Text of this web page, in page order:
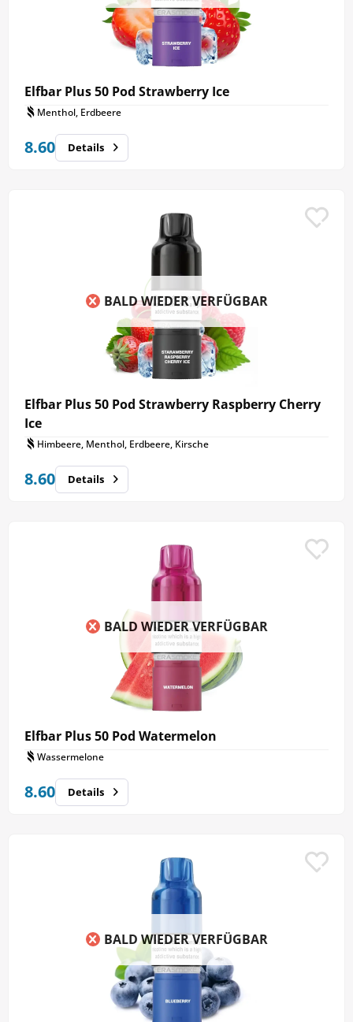
Elfbar Plus 50 Pod Strawberry Ice
Menthol, Erdbeere
8.60 Details
BALD WIEDER VERFÜGBAR
Elfbar Plus 50 Pod Strawberry Raspberry Cherry
Ice
Himbeere, Menthol, Erdbeere, Kirsche
8.60 Details
BALD WIEDER VERFÜGBAR
Elfbar Plus 50 Pod Watermelon
Wassermelone
8.60 Details
BALD WIEDER VERFÜGBAR